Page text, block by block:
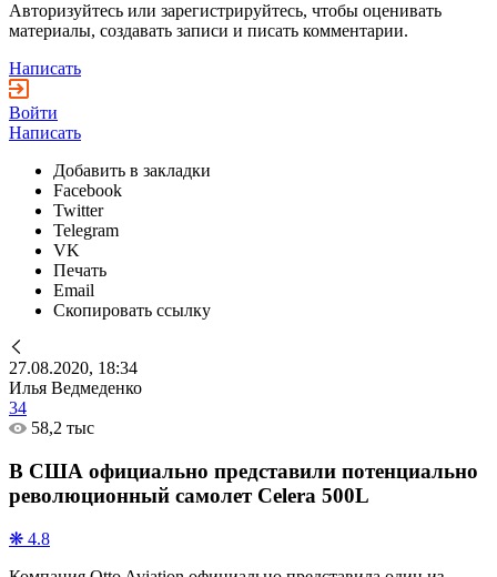
Авторизуйтесь или зарегистрируйтесь, чтобы оценивать
материалы, создавать записи и писать комментарии.
Написать
Войти
Написать
Добавить в закладки
Facebook
Twitter
Telegram
VK
Печать
Email
Скопировать ссылку
27.08.2020, 18:34
Илья Ведмеденко
34
58,2 тыс
В США официально представили потенциально
революционный самолет Celera 500L
❋ 4.8